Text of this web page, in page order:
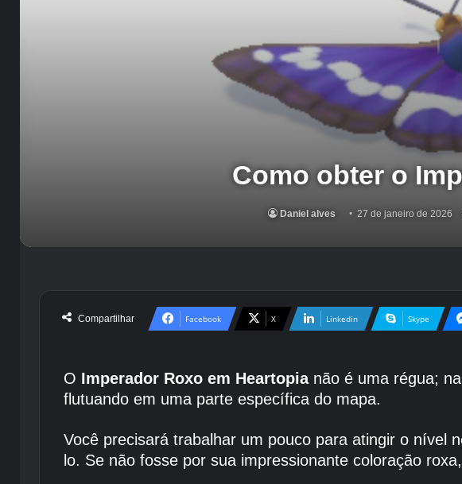
Como obter o
Daniel alves 27 de janeiro de 2026
Compartilhar Facebook X Linkedin Skype
O Imperador Roxo em Heartopianão é uma régua;
flutuando em uma parte específica do mapa.
Você precisará trabalhar um pouco para atingir o nível
lo. Se não fosse por sua impressionante coloração